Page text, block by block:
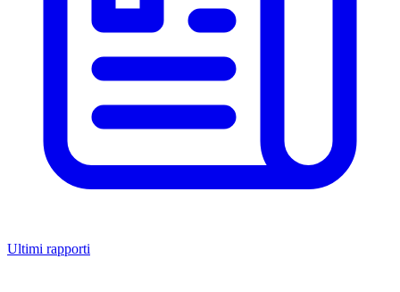
Ultimi rapporti